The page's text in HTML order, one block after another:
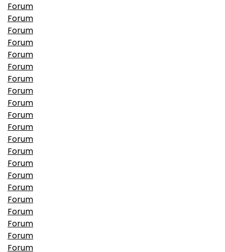
Forum
Forum
Forum
Forum
Forum
Forum
Forum
Forum
Forum
Forum
Forum
Forum
Forum
Forum
Forum
Forum
Forum
Forum
Forum
Forum
Forum